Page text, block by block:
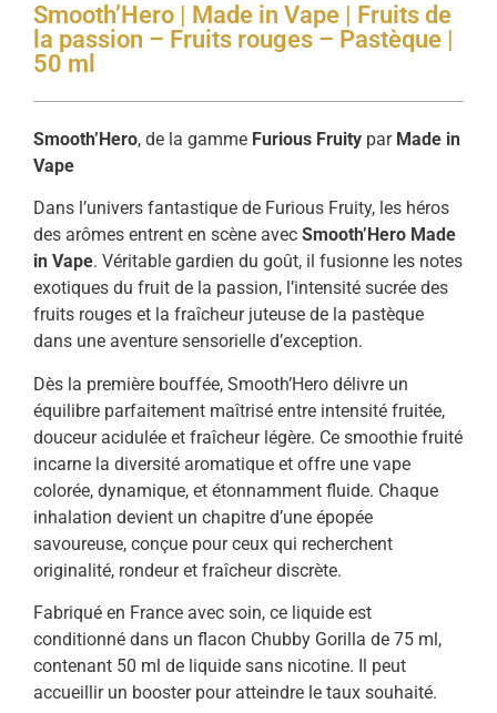
Smooth’Hero | Made in Vape | Fruits de
la passion – Fruits rouges – Pastèque |
50 ml
Smooth’Hero, de la gamme Furious Fruity par Made in
Vape
Dans l’univers fantastique de Furious Fruity, les héros
des arômes entrent en scène avec Smooth’Hero Made
in Vape. Véritable gardien du goût, il fusionne les notes
exotiques du fruit de la passion, l’intensité sucrée des
fruits rouges et la fraîcheur juteuse de la pastèque
dans une aventure sensorielle d’exception.
Dès la première bouffée, Smooth’Hero délivre un
équilibre parfaitement maîtrisé entre intensité fruitée,
douceur acidulée et fraîcheur légère. Ce smoothie fruité
incarne la diversité aromatique et offre une vape
colorée, dynamique, et étonnamment fluide. Chaque
inhalation devient un chapitre d’une épopée
savoureuse, conçue pour ceux qui recherchent
originalité, rondeur et fraîcheur discrète.
Fabriqué en France avec soin, ce liquide est
conditionné dans un flacon Chubby Gorilla de 75 ml,
contenant 50 ml de liquide sans nicotine. Il peut
accueillir un booster pour atteindre le taux souhaité.